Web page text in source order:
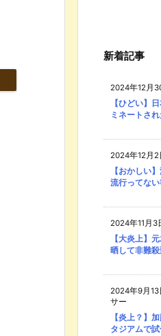
新着記事
2024年12月
【ひどい】
ミネートさ
2024年12月2
【おかしい
流行ってな
2024年11月3
【大炎上】
晒して非難殺
2024年9月13
サー
【炎上？】
タジアムで